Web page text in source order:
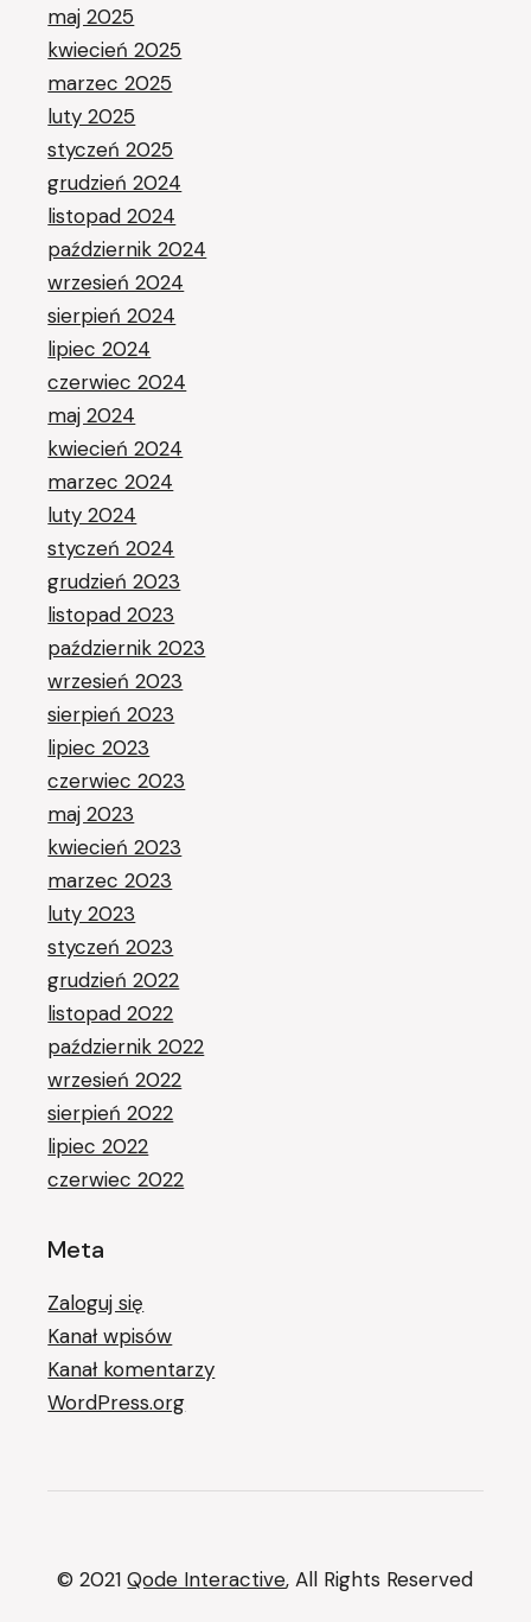
maj 2025
kwiecień 2025
marzec 2025
luty 2025
styczeń 2025
grudzień 2024
listopad 2024
październik 2024
wrzesień 2024
sierpień 2024
lipiec 2024
czerwiec 2024
maj 2024
kwiecień 2024
marzec 2024
luty 2024
styczeń 2024
grudzień 2023
listopad 2023
październik 2023
wrzesień 2023
sierpień 2023
lipiec 2023
czerwiec 2023
maj 2023
kwiecień 2023
marzec 2023
luty 2023
styczeń 2023
grudzień 2022
listopad 2022
październik 2022
wrzesień 2022
sierpień 2022
lipiec 2022
czerwiec 2022
Meta
Zaloguj się
Kanał wpisów
Kanał komentarzy
WordPress.org
© 2021Qode Interactive, All Rights Reserved